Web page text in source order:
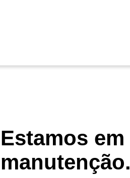
Estamos em
manutenção.